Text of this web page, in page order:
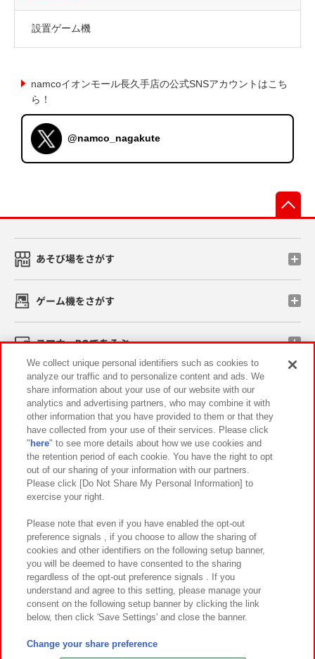
設置ゲーム機
namcoイオンモール長久手店の公式SNSアカウントはこち
ら！
@namco_nagakute
あそび場をさがす
ゲーム機をさがす
スマホ・PCであそぶ
イベント・キャンペーン
関連会社 サステナビリティ サイトポリシー
プライバシーポリシー ウェブアクセシビリティ方針と検証結果
お取引先さまとともに
カスタマーハラスメント対応方針 よくあるご質問・お問い合わせ
©Bandai Namco Amusement Inc.
©Bandai Namco Amusement Lab Inc.
We collect unique personal identifiers such as cookies to
analyze our traffic and to personalize content and ads. We
share information about your use of our website with our
analytics and advertising partners, who may combine it with
other information that you have provided to them or that they
have collected from your use of their services. Please click
" here" to see more details about how we use cookies and
the retention period of each cookie. You have the right to opt
out of our sharing of your information with our partners.
Please click [Do Not Share My Personal Information] to
exercise your right.
Please note that even if you have enabled the opt-out
preference signals , if you choose to allow the sharing of
cookies and other identifiers on the following setup banner,
you will be deemed to have consented to the sharing
regardless of the opt-out preference signals . If you
understand and agree to this setting, please manage your
consent on the following setup banner by clicking the link
below, then click 'Save Settings' and close the banner.
Change your share preference